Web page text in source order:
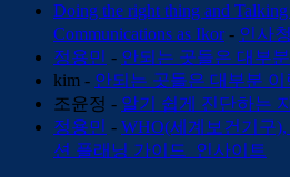
Doing the right thing and
Communications as Ikor- 인사
정용민
- 안되는 곳들은 대부
kim - 안되는 곳들은 대부분 이
조윤정 - 알기 쉽게 진단하는
정용민
- WHO(세계보건기구),
션 플래닝 가이드_인사이트